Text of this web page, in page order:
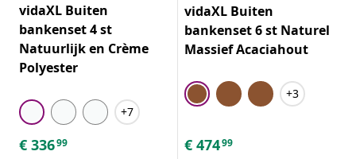
vidaXL Buiten
bankenset 4 st
Natuurlijk en Crème
Polyester
+7
€ 33699
vidaXL Buiten
bankenset 6 st Naturel
Massief Acaciahout
+3
€ 47499